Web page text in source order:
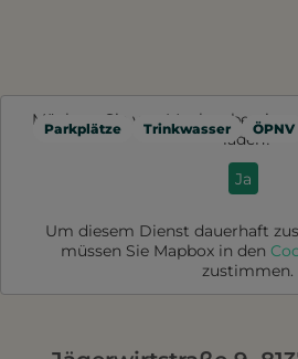
Parkplätze Trinkwasser ÖPNV
Möchten Sie von Mapbox
laden?
Ja
Um diesem Dienst dauerhaft
müssen Sie Mapboxin den
zustimmen.